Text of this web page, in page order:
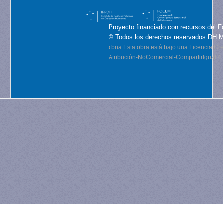
Proyecto financiado con recursos del
© Todos los derechos reservados DH
cbna Esta obra está bajo una Licencia
Atribución-NoComercial-CompartirIgual